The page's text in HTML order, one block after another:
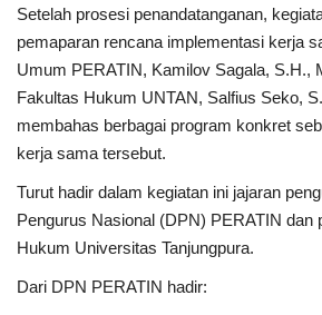
Setelah prosesi penandatanganan,
pemaparan rencana implementasi kerja
Umum PERATIN, Kamilov Sagala, S.H.,
Fakultas Hukum UNTAN, Salfius Seko,
membahas berbagai program konkret
kerja sama tersebut.
Turut hadir dalam kegiatan ini jajaran
Pengurus Nasional (DPN) PERATIN dan
Hukum Universitas Tanjungpura.
Dari DPN PERATIN hadir: